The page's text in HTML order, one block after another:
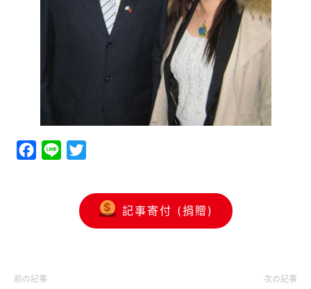
Facebook
Line
記事寄付 (捐贈)
前の記事 次の記事